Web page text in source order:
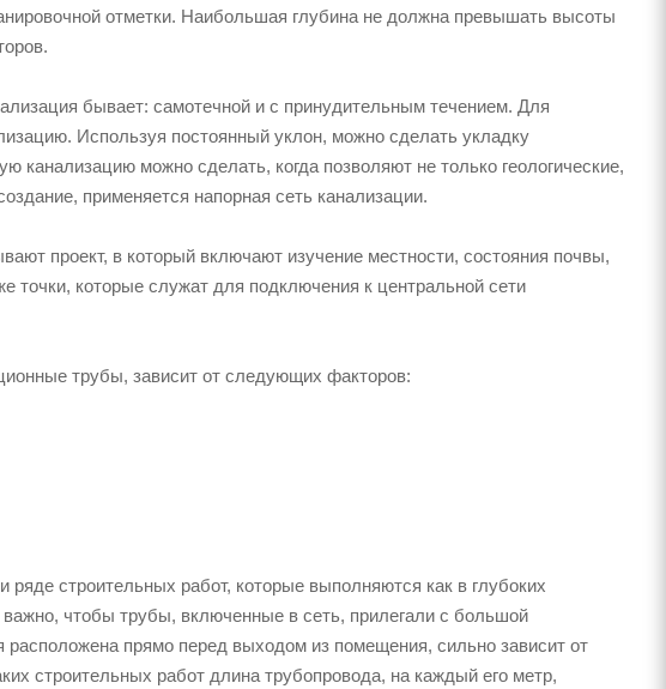
отметки. Наибольшая глубина не должна превышать высоты
бывает: самотечной и с принудительным течением. Для
Используя постоянный уклон, можно сделать укладку
можно сделать, когда позволяют не только геологические,
применяется напорная сеть канализации.
проект, в который включают изучение местности, состояния почвы,
точки, которые служат для подключения к центральной сети
трубы, зависит от следующих факторов:
строительных работ, которые выполняются как в глубоких
чтобы трубы, включенные в сеть, прилегали с большой
прямо перед выходом из помещения, сильно зависит от
строительных работ длина трубопровода, на каждый его метр,